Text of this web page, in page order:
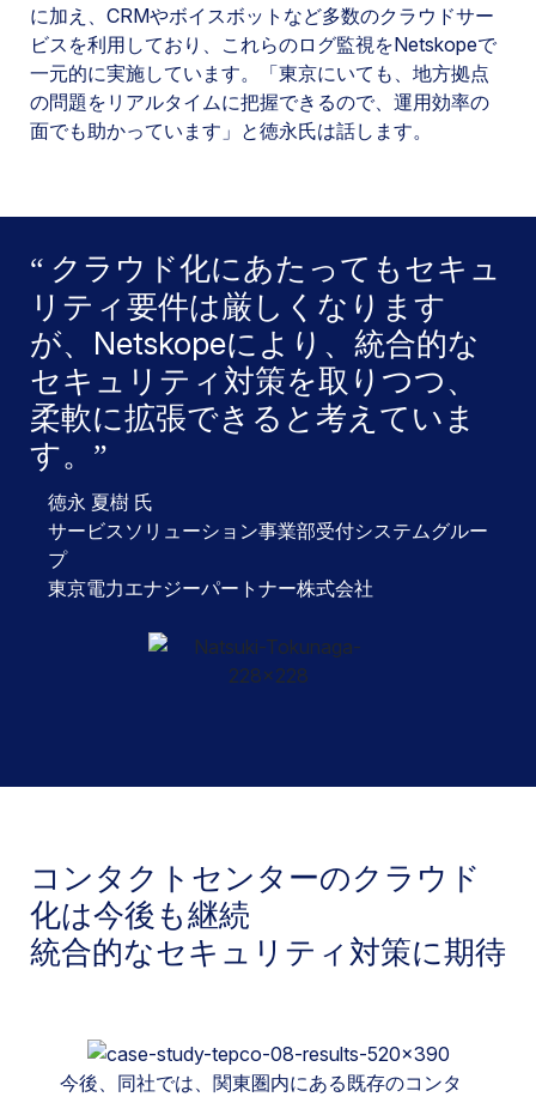
に加え、CRMやボイスボットなど多数のクラウドサー
ビスを利用しており、これらのログ監視をNetskopeで
一元的に実施しています。「東京にいても、地方拠点
の問題をリアルタイムに把握できるので、運用効率の
面でも助かっています」と徳永氏は話します。
クラウド化にあたってもセキュ
リティ要件は厳しくなります
が、Netskopeにより、統合的な
セキュリティ対策を取りつつ、
柔軟に拡張できると考えていま
す。
徳永 夏樹 氏
サービスソリューション事業部受付システムグルー
プ
東京電力エナジーパートナー株式会社
コンタクトセンターのクラウド
化は今後も継続
統合的なセキュリティ対策に期待
今後、同社では、関東圏内にある既存のコンタ